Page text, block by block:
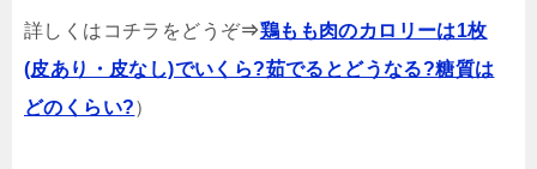
詳しくはコチラをどうぞ⇒鶏もも肉のカロリーは1枚
(皮あり・皮なし)でいくら?茹でるとどうなる?糖質は
どのくらい?）